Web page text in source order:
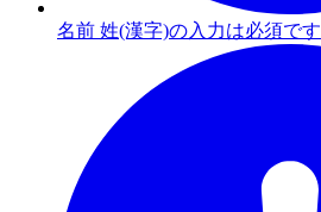
名前 姓(漢字)の入力は必須です